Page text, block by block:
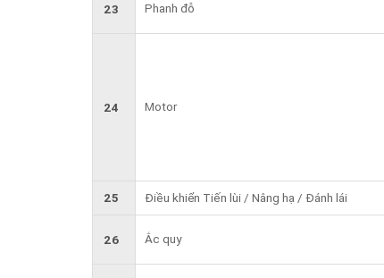
23 Phanh đỗ
24 Motor
25 Điều khiển Tiến lùi / Nâng hạ / Đánh lái
26 Ắc quy